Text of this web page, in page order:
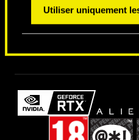
Utiliser uniquement